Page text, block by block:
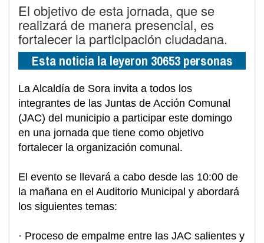
El objetivo de esta jornada, que se
realizará de manera presencial, es
fortalecer la participación ciudadana.
Esta noticia la leyeron 30653 personas
La Alcaldía de Sora invita a todos los
integrantes de las Juntas de Acción Comunal
(JAC) del municipio a participar este domingo
en una jornada que tiene como objetivo
fortalecer la organización comunal.
El evento se llevará a cabo desde las 10:00 de
la mañana en el Auditorio Municipal y abordará
los siguientes temas:
· Proceso de empalme entre las JAC salientes y